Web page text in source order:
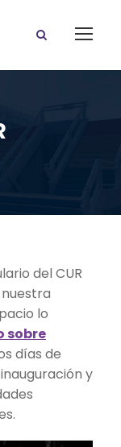
del CUR
lo
sobre
días de
y